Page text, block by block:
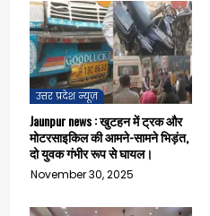
उत्तर प्रदेश न्यूज़
Jaunpur news : खुटहन में ट्रक और
मोटरसाइकिल की आमने-सामने भिड़ंत,
दो युवक गंभीर रूप से घायल।
November 30, 2025